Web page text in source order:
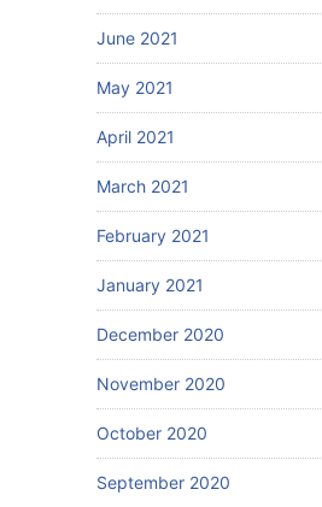
June 2021
May 2021
April 2021
March 2021
February 2021
January 2021
December 2020
November 2020
October 2020
September 2020